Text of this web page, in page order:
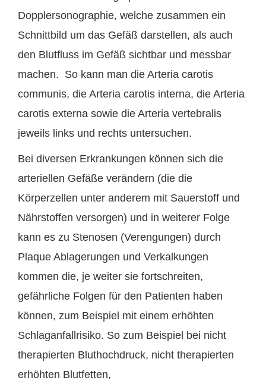
Dopplersonographie, welche zusammen ein
Schnittbild um das Gefäß darstellen, als auch
den Blutfluss im Gefäß sichtbar und messbar
machen. So kann man die Arteria carotis
communis, die Arteria carotis interna, die Arteria
carotis externa sowie die Arteria vertebralis
jeweils links und rechts untersuchen.
Bei diversen Erkrankungen können sich die
arteriellen Gefäße verändern (die die
Körperzellen unter anderem mit Sauerstoff und
Nährstoffen versorgen) und in weiterer Folge
kann es zu Stenosen (Verengungen) durch
Plaque Ablagerungen und Verkalkungen
kommen die, je weiter sie fortschreiten,
gefährliche Folgen für den Patienten haben
können, zum Beispiel mit einem erhöhten
Schlaganfallrisiko. So zum Beispiel bei nicht
therapierten Bluthochdruck, nicht therapierten
erhöhten Blutfetten,